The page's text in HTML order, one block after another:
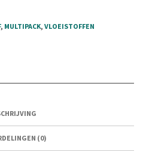
, MULTIPACK, VLOEISTOFFEN
(0)